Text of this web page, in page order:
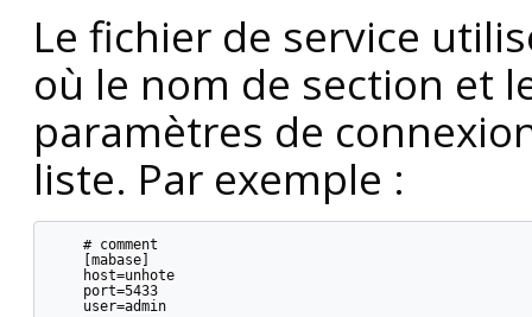
Le fichier de service
où le nom de section et
paramètres de
liste. Par exemple :
    # comment
    [mabase]
    host=unhote
    port=5433
    user=admin